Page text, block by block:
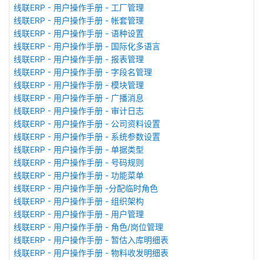
线联ERP - 用户操作手册 - 工厂管理
线联ERP - 用户操作手册 - 帐套管理
线联ERP - 用户操作手册 - 语种设置
线联ERP - 用户操作手册 - 国际化多语言
线联ERP - 用户操作手册 - 报表管理
线联ERP - 用户操作手册 - 字段名管理
线联ERP - 用户操作手册 - 模块管理
线联ERP - 用户操作手册 - 广播消息
线联ERP - 用户操作手册 - 审计日志
线联ERP - 用户操作手册 - 公司资料设置
线联ERP - 用户操作手册 - 系统参数设置
线联ERP - 用户操作手册 - 单据类型
线联ERP - 用户操作手册 - 号码规则
线联ERP - 用户操作手册 - 功能菜单
线联ERP - 用户操作手册 -分配临时角色
线联ERP - 用户操作手册 - 组织架构
线联ERP - 用户操作手册 - 用户管理
线联ERP - 用户操作手册 - 角色/岗位管理
线联ERP - 用户操作手册 - 暂估入库明细表
线联ERP - 用户操作手册 - 物料收发明细表